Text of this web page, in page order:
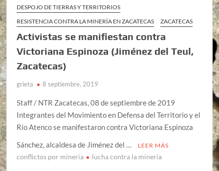
DESPOJO DE TIERRAS Y TERRITORIOS
RESISTENCIA CONTRA LA MINERÍA EN ZACATECAS
ZACATECAS
Activistas se manifiestan contra
Victoriana Espinoza (Jiménez del Teul,
Zacatecas)
grieta 8 septiembre, 2019
Staff / NTR Zacatecas, 08 de septiembre de 2019
Integrantes del Movimiento en Defensa del Territorio y el
Río Atenco se manifestaron contra Victoriana Espinoza
Sánchez, alcaldesa de Jiménez del …
LEER MÁS
conflictos por mineria lucha contra la minería